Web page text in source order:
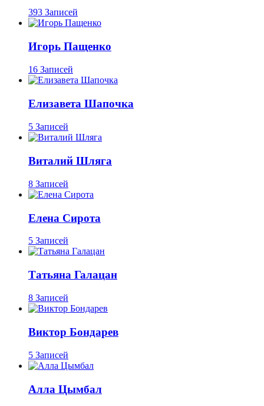
393 Записей
Игорь Пащенко
16 Записей
Елизавета Шапочка
5 Записей
Виталий Шляга
8 Записей
Елена Сирота
5 Записей
Татьяна Галацан
8 Записей
Виктор Бондарев
5 Записей
Алла Цымбал